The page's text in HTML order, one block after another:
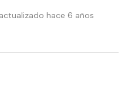
hace 6 años